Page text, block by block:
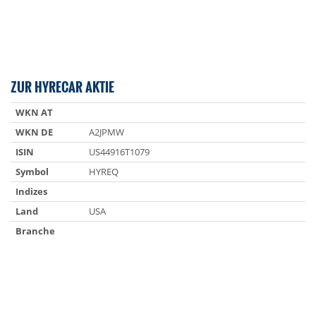
ZUR HYRECAR AKTIE
WKN AT
WKN DE
A2JPMW
ISIN
US44916T1079
Symbol
HYREQ
Indizes
Land
USA
Branche